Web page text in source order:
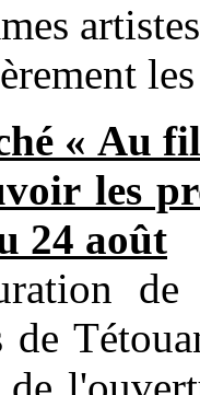
« Au
les
24 août
de